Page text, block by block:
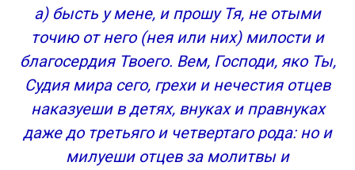
а) бысть у мене, и прошу Тя, не отыми
точию от него (нея или них) милости и
благосердия Твоего. Вем, Господи, яко Ты,
Судия мира сего, грехи и нечестия отцев
наказуеши в детях, внуках и правнуках
даже до третьяго и четвертаго рода: но и
милуеши отцев за молитвы и